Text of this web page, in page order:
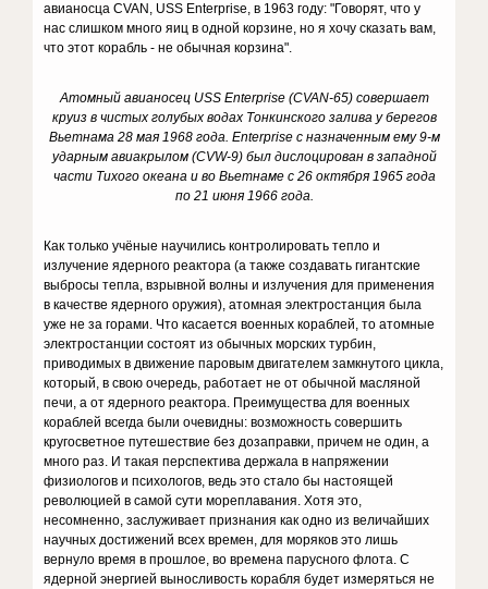
авианосца CVAN, USS Enterprise, в 1963 году: "Говорят, что у
нас слишком много яиц в одной корзине, но я хочу сказать вам,
что этот корабль - не обычная корзина".
Атомный авианосец USS Enterprise (CVAN-65) совершает
круиз в чистых голубых водах Тонкинского залива у берегов
Вьетнама 28 мая 1968 года. Enterprise с назначенным ему 9-м
ударным авиакрылом (CVW-9) был дислоцирован в западной
части Тихого океана и во Вьетнаме с 26 октября 1965 года
по 21 июня 1966 года.
Как только учёные научились контролировать тепло и
излучение ядерного реактора (а также создавать гигантские
выбросы тепла, взрывной волны и излучения для применения
в качестве ядерного оружия), атомная электростанция была
уже не за горами. Что касается военных кораблей, то атомные
электростанции состоят из обычных морских турбин,
приводимых в движение паровым двигателем замкнутого цикла,
который, в свою очередь, работает не от обычной масляной
печи, а от ядерного реактора. Преимущества для военных
кораблей всегда были очевидны: возможность совершить
кругосветное путешествие без дозаправки, причем не один, а
много раз. И такая перспектива держала в напряжении
физиологов и психологов, ведь это стало бы настоящей
революцией в самой сути мореплавания. Хотя это,
несомненно, заслуживает признания как одно из величайших
научных достижений всех времен, для моряков это лишь
вернуло время в прошлое, во времена парусного флота. С
ядерной энергией выносливость корабля будет измеряться не